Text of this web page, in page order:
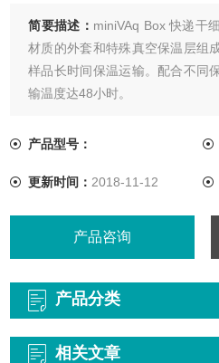
简要描述： miniVAq Box 快递干
材质的外套和特殊真空保温层组
样品长时间保温运输。配合不同
输温度达48小时。
产品型号：
更新时间： 2018-11-12
产品咨询
产品分类
相关文章